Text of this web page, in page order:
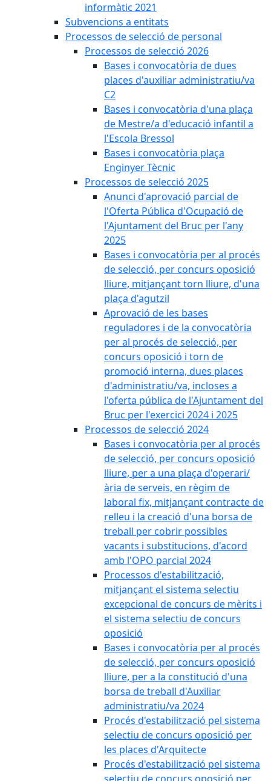
informàtic 2021
Subvencions a entitats
Processos de selecció de personal
Processos de selecció 2026
Bases i convocatòria de dues
places d'auxiliar administratiu/va
C2
Bases i convocatòria d'una plaça
de Mestre/a d'educació infantil a
l'Escola Bressol
Bases i convocatòria plaça
Enginyer Tècnic
Processos de selecció 2025
Anunci d'aprovació parcial de
l'Oferta Pública d'Ocupació de
l'Ajuntament del Bruc per l'any
2025
Bases i convocatòria per al procés
de selecció, per concurs oposició
lliure, mitjançant torn lliure, d'una
plaça d'agutzil
Aprovació de les bases
reguladores i de la convocatòria
per al procés de selecció, per
concurs oposició i torn de
promoció interna, dues places
d'administratiu/va, incloses a
l'oferta pública de l'Ajuntament del
Bruc per l'exercici 2024 i 2025
Processos de selecció 2024
Bases i convocatòria per al procés
de selecció, per concurs oposició
lliure, per a una plaça d'operari/
ària de serveis, en règim de
laboral fix, mitjançant contracte de
relleu i la creació d'una borsa de
treball per cobrir possibles
vacants i substitucions, d'acord
amb l'OPO parcial 2024
Processos d'estabilització,
mitjançant el sistema selectiu
excepcional de concurs de mèrits i
el sistema selectiu de concurs
oposició
Bases i convocatòria per al procés
de selecció, per concurs oposició
lliure, per a la constitució d'una
borsa de treball d'Auxiliar
administratiu/va 2024
Procés d'estabilització pel sistema
selectiu de concurs oposició per
les places d'Arquitecte
Procés d'estabilització pel sistema